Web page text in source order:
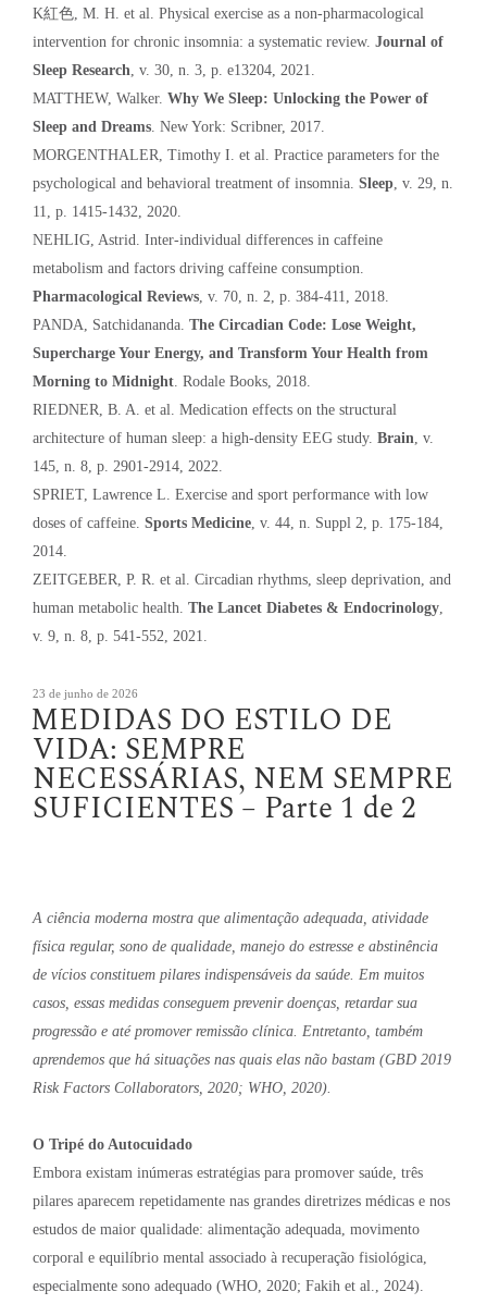
K紅色, M. H. et al. Physical exercise as a non-pharmacological
intervention for chronic insomnia: a systematic review. Journal of
Sleep Research, v. 30, n. 3, p. e13204, 2021.
MATTHEW, Walker. Why We Sleep: Unlocking the Power of
Sleep and Dreams. New York: Scribner, 2017.
MORGENTHALER, Timothy I. et al. Practice parameters for the
psychological and behavioral treatment of insomnia. Sleep, v. 29, n.
11, p. 1415-1432, 2020.
NEHLIG, Astrid. Inter-individual differences in caffeine
metabolism and factors driving caffeine consumption.
Pharmacological Reviews, v. 70, n. 2, p. 384-411, 2018.
PANDA, Satchidananda. The Circadian Code: Lose Weight,
Supercharge Your Energy, and Transform Your Health from
Morning to Midnight. Rodale Books, 2018.
RIEDNER, B. A. et al. Medication effects on the structural
architecture of human sleep: a high-density EEG study. Brain, v.
145, n. 8, p. 2901-2914, 2022.
SPRIET, Lawrence L. Exercise and sport performance with low
doses of caffeine. Sports Medicine, v. 44, n. Suppl 2, p. 175-184,
2014.
ZEITGEBER, P. R. et al. Circadian rhythms, sleep deprivation, and
human metabolic health. The Lancet Diabetes & Endocrinology,
v. 9, n. 8, p. 541-552, 2021.
Publicado
em
23 de junho de 2026
MEDIDAS DO ESTILO DE
VIDA: SEMPRE
NECESSÁRIAS, NEM SEMPRE
SUFICIENTES – Parte 1 de 2
A ciência moderna mostra que alimentação adequada, atividade
física regular, sono de qualidade, manejo do estresse e abstinência
de vícios constituem pilares indispensáveis da saúde. Em muitos
casos, essas medidas conseguem prevenir doenças, retardar sua
progressão e até promover remissão clínica. Entretanto, também
aprendemos que há situações nas quais elas não bastam (GBD 2019
Risk Factors Collaborators, 2020; WHO, 2020).
O Tripé do Autocuidado
Embora existam inúmeras estratégias para promover saúde, três
pilares aparecem repetidamente nas grandes diretrizes médicas e nos
estudos de maior qualidade: alimentação adequada, movimento
corporal e equilíbrio mental associado à recuperação fisiológica,
especialmente sono adequado (WHO, 2020; Fakih et al., 2024).